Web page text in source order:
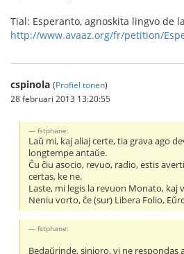
Tial: Esperanto, agnoskita lingvo de
http://www.avaaz.org/fr/petition/
cspinola (Profiel tonen)
28 februari 2013 13:20:55
fstphane:
Laŭ mi, kaj aliaj certe, tia grava ago
longtempe antaŭe.
Ĉu ĉiu asocio, revuo, radio, estis
certas, ke ne.
Laste, mi legis la revuon Monato,
Neniu vorto, ĉe (sur) Libera Folio,
fstphane:
Bedaŭrinde, sinjoro, vi ne respondas